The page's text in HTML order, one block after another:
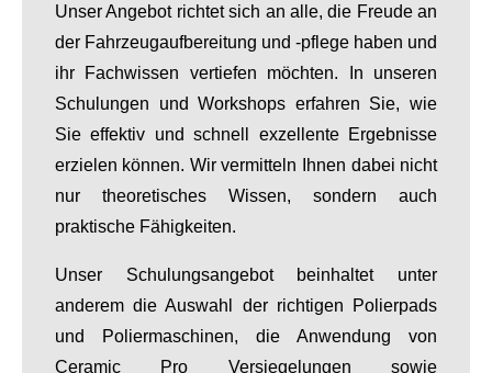
Unser Angebot richtet sich an alle, die Freude an
der Fahrzeugaufbereitung und -pflege haben und
ihr Fachwissen vertiefen möchten. In unseren
Schulungen und Workshops erfahren Sie, wie
Sie effektiv und schnell exzellente Ergebnisse
erzielen können. Wir vermitteln Ihnen dabei nicht
nur theoretisches Wissen, sondern auch
praktische Fähigkeiten.
Unser Schulungsangebot beinhaltet unter
anderem die Auswahl der richtigen Polierpads
und Poliermaschinen, die Anwendung von
Ceramic Pro Versiegelungen sowie